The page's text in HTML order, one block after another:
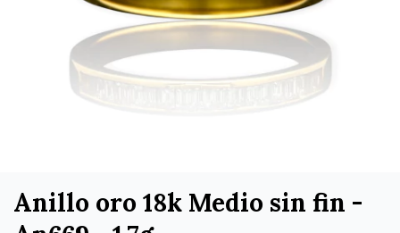
Anillo oro 18k Medio sin fin -